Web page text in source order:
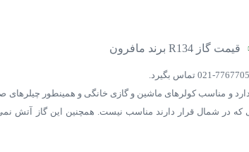
قیمت گاز R134 برند مافرون
و مناسب کولرهای ماشین و گازی خانگی و همینطور چیلرهای
در شمال قرار دارند مناسب نیست. همچنین این گاز آتش نمی